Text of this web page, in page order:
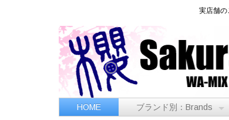
実店舗の
HOME ブランド別：Brands